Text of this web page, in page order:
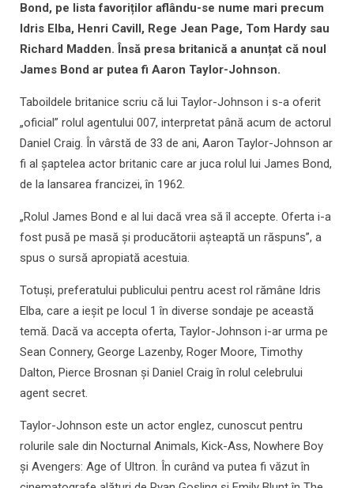
Bond, pe lista favoriților aflându-se nume mari precum
Idris Elba, Henri Cavill, Rege Jean Page, Tom Hardy sau
Richard Madden. Însă presa britanică a anunțat că noul
James Bond ar putea fi Aaron Taylor-Johnson.
Taboildele britanice scriu că lui Taylor-Johnson i s-a oferit
„oficial” rolul agentului 007, interpretat până acum de actorul
Daniel Craig. În vârstă de 33 de ani, Aaron Taylor-Johnson ar
fi al șaptelea actor britanic care ar juca rolul lui James Bond,
de la lansarea francizei, în 1962.
„Rolul James Bond e al lui dacă vrea să îl accepte. Oferta i-a
fost pusă pe masă și producătorii așteaptă un răspuns”, a
spus o sursă apropiată acestuia.
Totuși, preferatului publicului pentru acest rol rămâne Idris
Elba, care a ieșit pe locul 1 în diverse sondaje pe această
temă. Dacă va accepta oferta, Taylor-Johnson i-ar urma pe
Sean Connery, George Lazenby, Roger Moore, Timothy
Dalton, Pierce Brosnan și Daniel Craig în rolul celebrului
agent secret.
Taylor-Johnson este un actor englez, cunoscut pentru
rolurile sale din Nocturnal Animals, Kick-Ass, Nowhere Boy
și Avengers: Age of Ultron. În curând va putea fi văzut în